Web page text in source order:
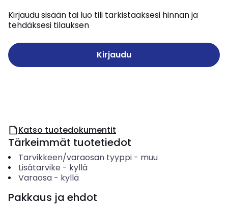
Kirjaudu sisään tai luo tili tarkistaaksesi hinnan ja
tehdäksesi tilauksen
Kirjaudu
Katso tuotedokumentit
Tärkeimmät tuotetiedot
Tarvikkeen/varaosan tyyppi- muu
Lisätarvike - kyllä
Varaosa- kyllä
Pakkaus ja ehdot